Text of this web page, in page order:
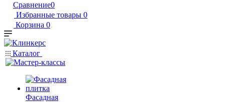
Сравнение0
Избранные товары 0
Корзина 0
Каталог
Фасадная